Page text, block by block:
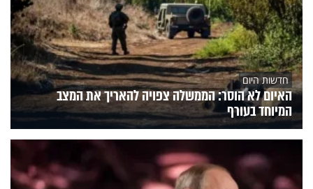
חדשות היום
האיום לא הוסר: הממשלה צפויה להאריך את המצב
המיוחד בעורף